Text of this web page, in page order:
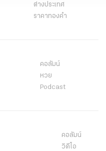
ต่างประเทศ
ราคาทองคำ
คอลัมน์
หวย
Podcast
คอลัมน์
วิดีโอ